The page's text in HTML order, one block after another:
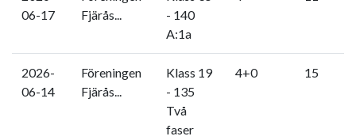
06-17
Fjärås...
- 140
A:1a
2026-
06-14
Föreningen
Fjärås...
Klass 19
- 135
Två
faser
4+0 15